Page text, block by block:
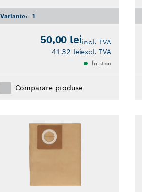
Variante: 1
50,00 leiincl. TVA
41,32 leiexcl. TVA
În stoc
Comparare produse